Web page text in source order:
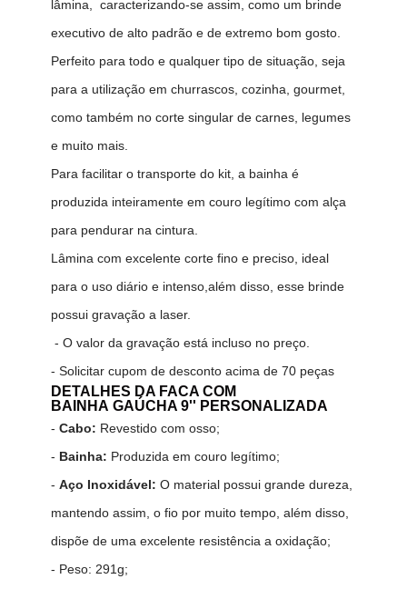
lâmina, caracterizando-se assim, como um brinde
executivo de alto padrão e de extremo bom gosto.
Perfeito para todo e qualquer tipo de situação, seja
para a utilização em churrascos, cozinha, gourmet,
como também no corte singular de carnes, legumes
e muito mais.
Para facilitar o transporte do kit, a bainha é
produzida inteiramente em couro legítimo com alça
para pendurar na cintura.
Lâmina com excelente corte fino e preciso, ideal
para o uso diário e intenso,além disso, esse brinde
possui gravação a laser.
- O valor da gravação está incluso no preço.
- Solicitar cupom de desconto acima de 70 peças
DETALHES DA FACA COM
BAINHA GAÚCHA 9'' PERSONALIZADA
- Cabo: Revestido com osso;
- Bainha: Produzida em couro legítimo;
- Aço Inoxidável: O material possui grande dureza,
mantendo assim, o fio por muito tempo, além disso,
dispõe de uma excelente resistência a oxidação;
- Peso: 291g;